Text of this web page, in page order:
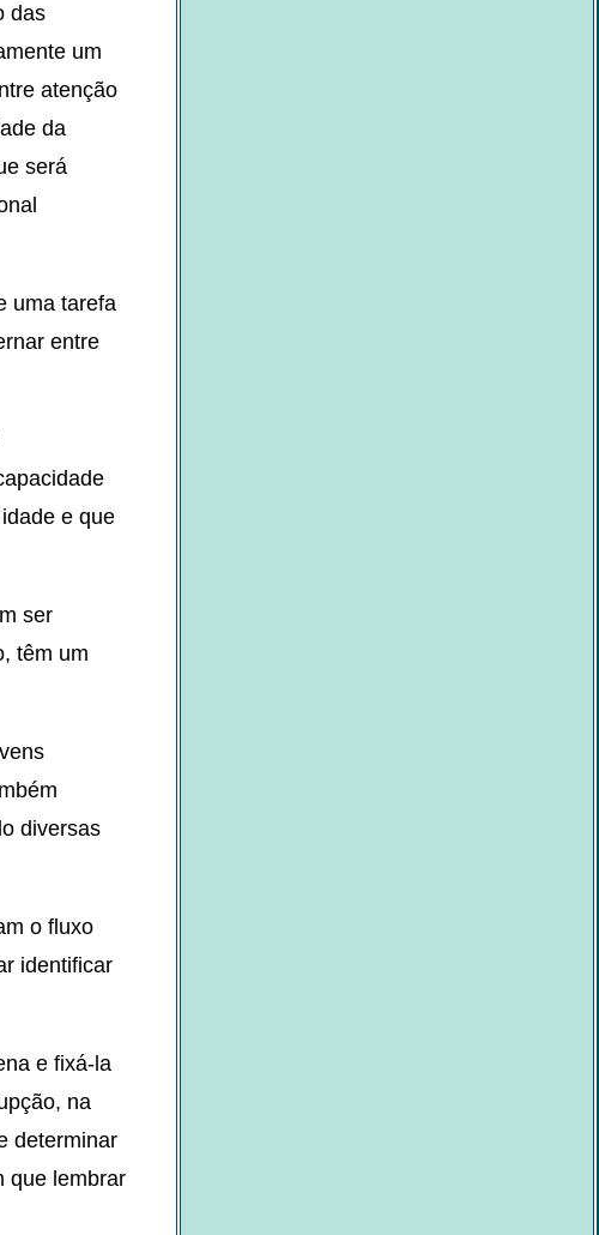
das
um
atenção
da
será
uma tarefa
entre
e que
ser
têm um
diversas
o fluxo
identificar
e fixá-la
na
determinar
que lembrar